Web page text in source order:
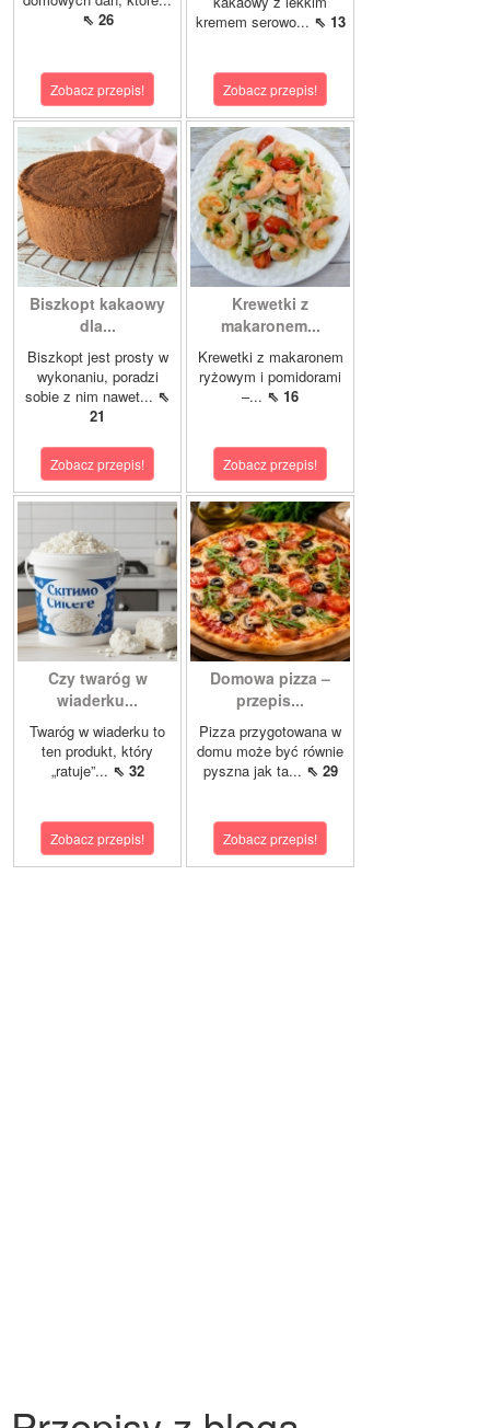
⇖ 26
Zobacz przepis!
kremem serowo... ⇖ 13
Zobacz przepis!
Biszkopt kakaowy
dla...
Biszkopt jest prosty w
wykonaniu, poradzi
sobie z nim nawet... ⇖
21
Zobacz przepis!
Krewetki z
makaronem...
Krewetki z makaronem
ryżowym i pomidorami
–... ⇖ 16
Zobacz przepis!
Czy twaróg w
wiaderku...
Twaróg w wiaderku to
ten produkt, który
„ratuje”... ⇖ 32
Zobacz przepis!
Domowa pizza –
przepis...
Pizza przygotowana w
domu może być równie
pyszna jak ta... ⇖ 29
Zobacz przepis!